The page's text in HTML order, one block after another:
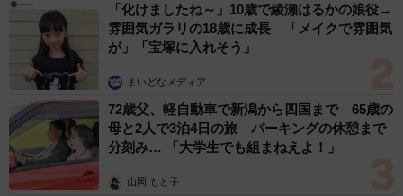
逆に遅すぎるカミングアウトでは、相手が「なぜもっと早
く言ってくれなかったのか」と感じ、信頼を失う可能性が
ある、という懸念もあります。
カミングアウトする・しないのメリット・デメリ
ット
「化けましたね～」10歳で綾瀬はるかの娘役→
雰囲気ガラリの18歳に成長 「メイクで雰囲気
が」「宝塚に入れそう」
まいどなメディア
72歳父、軽自動車で新潟から四国まで 65歳の
母と2人で3泊4日の旅 パーキングの休憩まで
分刻み… 「大学生でも組まねえよ！」
山岡 もと子